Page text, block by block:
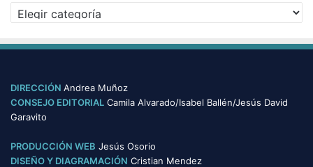
a
e
o
r
s
DIRECCIÓN Andrea Muñoz
CONSEJO EDITORIAL Camila Alvarado/Isabel Ballén/Jesús David
Garavito
PRODUCCIÓN WEB Jesús Osorio
DISEÑO Y DIAGRAMACIÓN Cristian Mendez